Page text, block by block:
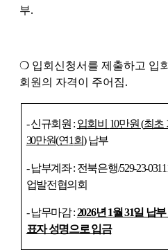
부.
❍ 입회신청서를 제출하고 입
회원의 자격이 주어짐.
-신규회원 : 입회비 10만원 (최초
30만원(연1회) 납부
-납부계좌: 전북은행/529-23-
업발전협의회
-납무마감:2026년 1월 31일 납
표자 성명으로 입금